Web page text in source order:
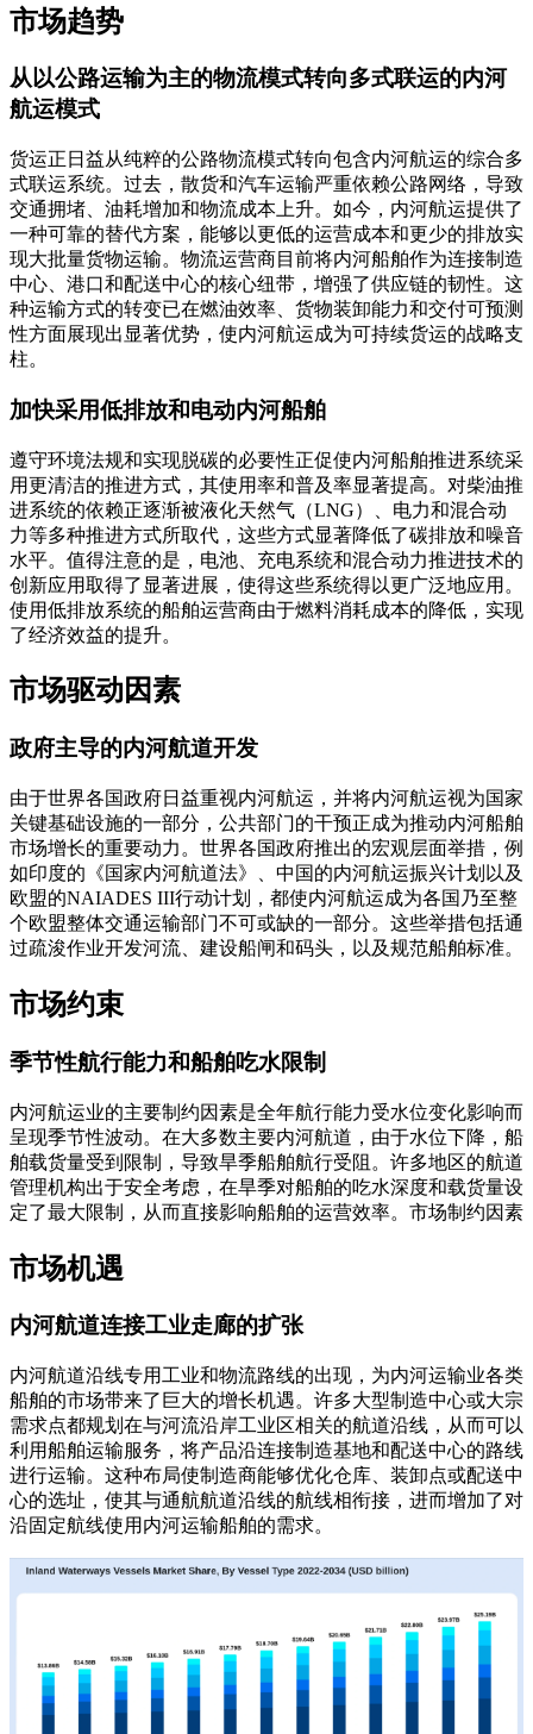
市场趋势
从以公路运输为主的物流模式转向多式联运的内河
航运模式
货运正日益从纯粹的公路物流模式转向包含内河航运的综合多
式联运系统。过去，散货和汽车运输严重依赖公路网络，导致
交通拥堵、油耗增加和物流成本上升。如今，内河航运提供了
一种可靠的替代方案，能够以更低的运营成本和更少的排放实
现大批量货物运输。物流运营商目前将内河船舶作为连接制造
中心、港口和配送中心的核心纽带，增强了供应链的韧性。这
种运输方式的转变已在燃油效率、货物装卸能力和交付可预测
性方面展现出显著优势，使内河航运成为可持续货运的战略支
柱。
加快采用低排放和电动内河船舶
遵守环境法规和实现脱碳的必要性正促使内河船舶推进系统采
用更清洁的推进方式，其使用率和普及率显著提高。对柴油推
进系统的依赖正逐渐被液化天然气（LNG）、电力和混合动
力等多种推进方式所取代，这些方式显著降低了碳排放和噪音
水平。值得注意的是，电池、充电系统和混合动力推进技术的
创新应用取得了显著进展，使得这些系统得以更广泛地应用。
使用低排放系统的船舶运营商由于燃料消耗成本的降低，实现
了经济效益的提升。
市场驱动因素
政府主导的内河航道开发
由于世界各国政府日益重视内河航运，并将内河航运视为国家
关键基础设施的一部分，公共部门的干预正成为推动内河船舶
市场增长的重要动力。世界各国政府推出的宏观层面举措，例
如印度的《国家内河航道法》、中国的内河航运振兴计划以及
欧盟的NAIADES III行动计划，都使内河航运成为各国乃至整
个欧盟整体交通运输部门不可或缺的一部分。这些举措包括通
过疏浚作业开发河流、建设船闸和码头，以及规范船舶标准。
市场约束
季节性航行能力和船舶吃水限制
内河航运业的主要制约因素是全年航行能力受水位变化影响而
呈现季节性波动。在大多数主要内河航道，由于水位下降，船
舶载货量受到限制，导致旱季船舶航行受阻。许多地区的航道
管理机构出于安全考虑，在旱季对船舶的吃水深度和载货量设
定了最大限制，从而直接影响船舶的运营效率。市场制约因素
市场机遇
内河航道连接工业走廊的扩张
内河航道沿线专用工业和物流路线的出现，为内河运输业各类
船舶的市场带来了巨大的增长机遇。许多大型制造中心或大宗
需求点都规划在与河流沿岸工业区相关的航道沿线，从而可以
利用船舶运输服务，将产品沿连接制造基地和配送中心的路线
进行运输。这种布局使制造商能够优化仓库、装卸点或配送中
心的选址，使其与通航航道沿线的航线相衔接，进而增加了对
沿固定航线使用内河运输船舶的需求。